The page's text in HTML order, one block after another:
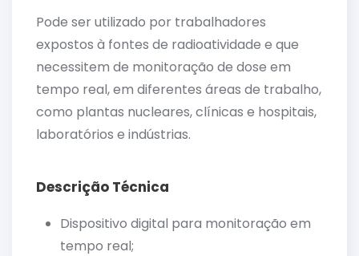
Pode ser utilizado por trabalhadores
expostos à fontes de radioatividade e que
necessitem de monitoração de dose em
tempo real, em diferentes áreas de trabalho,
como plantas nucleares, clínicas e hospitais,
laboratórios e indústrias.
Descrição Técnica
Dispositivo digital para monitoração em
tempo real;